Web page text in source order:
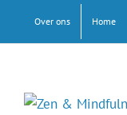
Over ons Home